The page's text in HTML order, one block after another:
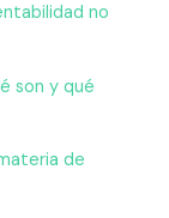
no
son y qué
de